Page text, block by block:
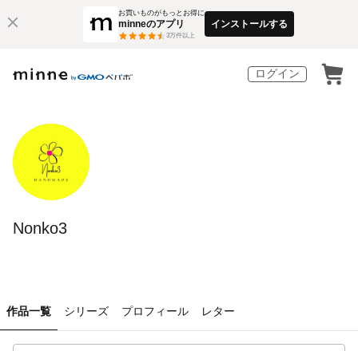
お買いものがもっとお得に
minneのアプリ
3万件以上
インストールする
ログイン
Nonko3
作品一覧 シリーズ プロフィール レター